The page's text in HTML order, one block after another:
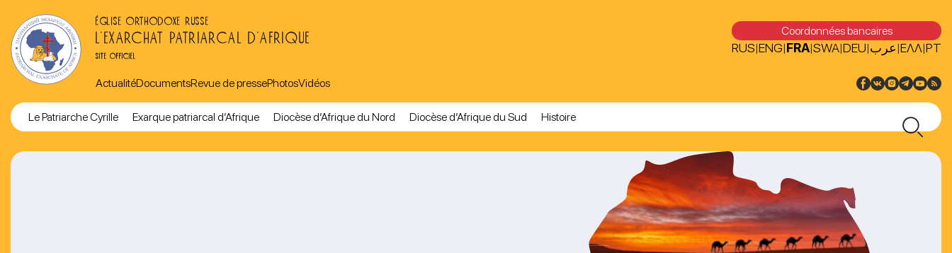
ÉGLISE ORTHODOXE RUSSE
L’EXARCHAT PATRIARCAL D’AFRIQUE
SITE OFFICIEL
Coordonnées bancaires
RUS|ENG|FRA|SWA|DEU|عرب|ΕΛΛ|PT
ActualitéDocumentsRevue de pressePhotosVidéos
Le Patriarche Cyrille Exarque patriarcal d’Afrique Diocèse d’Afrique du Nord Diocèse d’Afrique du Sud Histoire